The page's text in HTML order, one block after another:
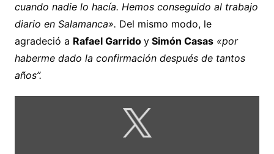
cuando nadie lo hacía. Hemos conseguido al trabajo
diario en Salamanca». Del mismo modo, le
agradeció a Rafael Garrido ySimón Casas«por
haberme dado la confirmación después de tantos
años”.